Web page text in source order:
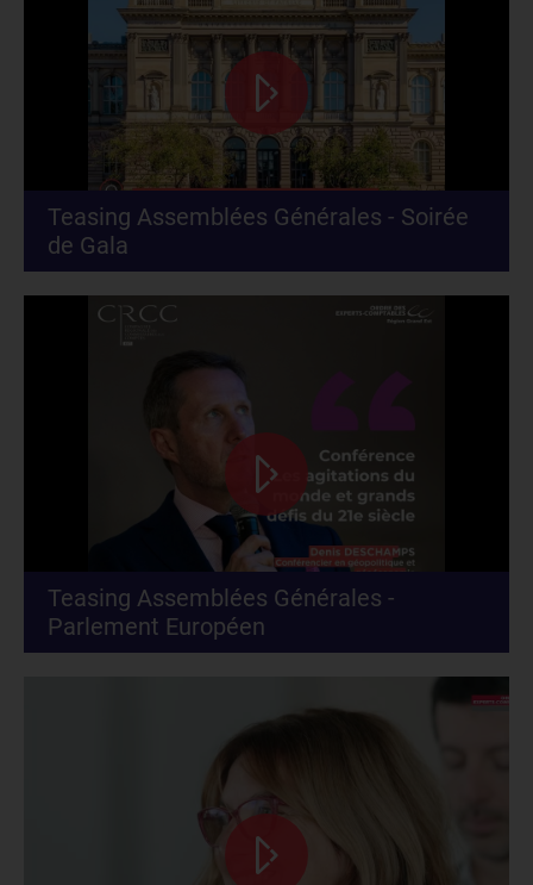
Teasing Assemblées Générales - Soirée
de Gala
Teasing Assemblées Générales -
Parlement Européen